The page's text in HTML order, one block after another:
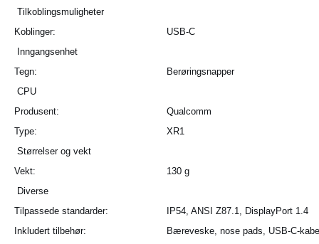
Tilkoblingsmuligheter
Koblinger:
USB-C
Inngangsenhet
Tegn:
Berøringsnapper
CPU
Produsent:
Qualcomm
Type:
XR1
Størrelser og vekt
Vekt:
130 g
Diverse
Tilpassede standarder:
IP54, ANSI Z87.1, DisplayPort 1.4
Inkludert tilbehør:
Bæreveske, nose pads, USB-C-